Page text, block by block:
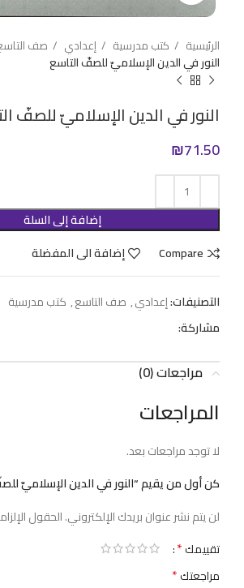
الرئيسية كتب مدرسية إعدادي
صف
النور في الدين الإسلاميّ للصفّ التاسع
النور في الدين الإسلاميّ للصفّ
₪71.50
إضافة إلى السلة
Compare
إضافة الى المفضلة
التصنيفات:إعدادي, صف التاسع, كتب مدرسية
مشاركة:
مراجعات (0)
المراجعات
لا توجد مراجعات بعد.
كن أول من يقيم “النور في الدين الإسلاميّ
لن يتم نشر عنوان بريدك الإلكتروني.الحقول
تقييمك*
مراجعتك*